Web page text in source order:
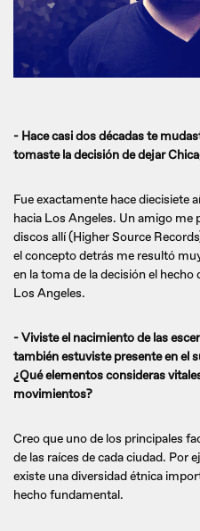
- Hace casi dos décadas te
tomaste la decisión de dejar
Fue exactamente hace diecisiete
hacia Los Angeles. Un amigo me
discos allí (Higher Source
el concepto detrás me resultó
en la toma de la decisión el
Los Angeles.
- Viviste el nacimiento de las
también estuviste presente en el
¿Qué elementos consideras
movimientos?
Creo que uno de los principales
de las raíces de cada ciudad. Por
existe una diversidad étnica
hecho fundamental.